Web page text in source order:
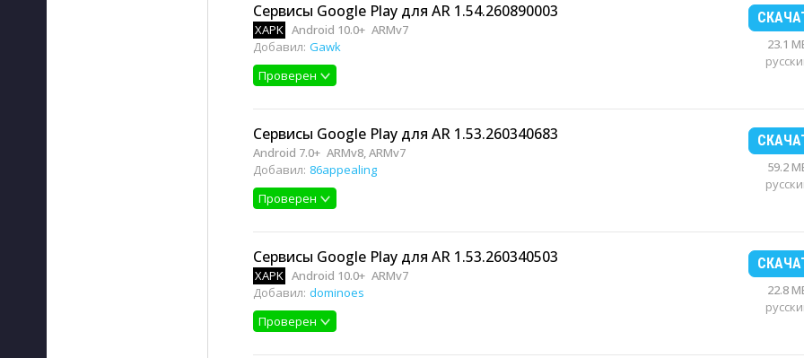
Сервисы Google Play для AR 1.54.260890003
XAPK Android 10.0+ ARMv7
Добавил: Gawk
Проверен
23.1
Сервисы Google Play для AR 1.53.260340683
Android 7.0+ ARMv8, ARMv7
Добавил: 86appealing
Проверен
59.2
Сервисы Google Play для AR 1.53.260340503
XAPK Android 10.0+ ARMv7
Добавил: dominoes
Проверен
22.8